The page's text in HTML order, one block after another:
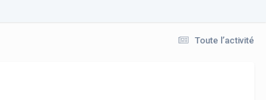
Toute l’activité